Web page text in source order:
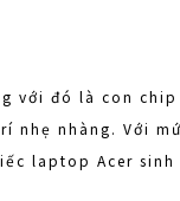
với đó là con chip
nhẹ nhàng. Với
laptop Acer sinh